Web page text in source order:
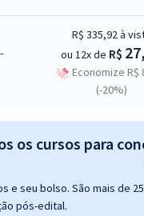
R$ 335,92à
ou 12x de R$
Economize R$
(-20%)
os cursos para
e seu bolso. São mais de
pós-edital.